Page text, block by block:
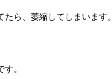
ら、萎縮してしまいます。
。